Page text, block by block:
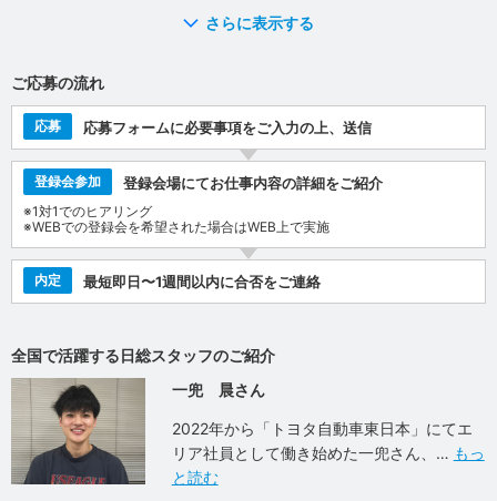
さらに表示する
ご応募の流れ
応募 応募フォームに必要事項をご入力の上、送信
登録会参加 登録会場にてお仕事内容の詳細をご紹介
※1対1でのヒアリング
※WEBでの登録会を希望された場合はWEB上で実施
内定 最短即日〜1週間以内に合否をご連絡
全国で活躍する日総スタッフのご紹介
一兜 晨さん
2022年から「トヨタ自動車東日本」にてエ
リア社員として働き始めた一兜さん、
もっ
と読む